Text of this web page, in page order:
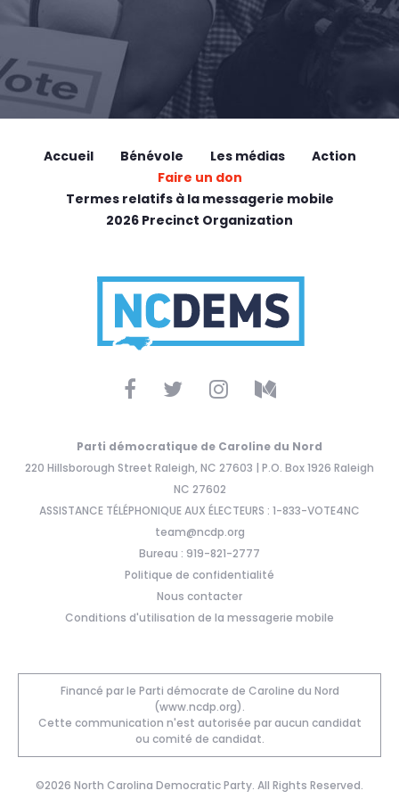
Accueil Bénévole Les médias
Action
Faire un don
Termes relatifs à la messagerie mobile
2026 Precinct Organization
Parti démocratique de Caroline du Nord
220 Hillsborough Street Raleigh, NC 27603 | P.O. Box 1926 Raleigh
NC 27602
ASSISTANCE TÉLÉPHONIQUE AUX ÉLECTEURS : 1-833-VOTE4NC
team@ncdp.org
Bureau : 919-821-2777
Politique de confidentialité
Nous contacter
Conditions d'utilisation de la messagerie mobile
Financé par le Parti démocrate de Caroline du Nord
(www.ncdp.org).
Cette communication n'est autorisée par aucun candidat
ou comité de candidat.
©2026 North Carolina Democratic Party. All Rights Reserved.